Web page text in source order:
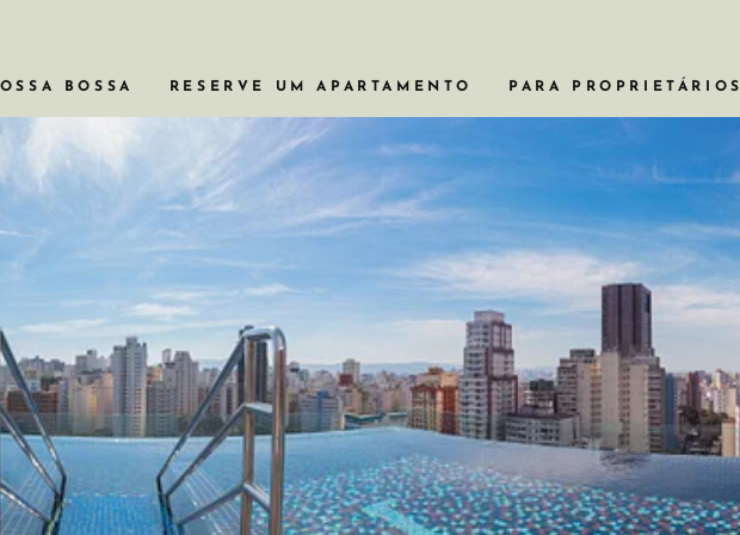
BOSSA RESERVE UM APARTAMENTO
APARTAMENTOS EM PRÉDIOS HISTÓRICOS
APARTAMENTOS PARA VIAGENS A NEGÓCIO
APARTAMENTOS COM PISCINA
APARTAMENTOS DE 2 OU 3 QUARTOS
VER TODOS
PARA PROPRIETÁRIOS